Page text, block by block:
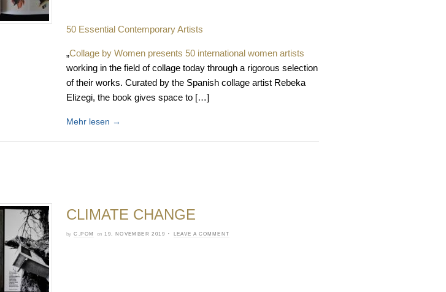
50 Essential Contemporary Artists
„Collage by Women presents 50 international women artists
working in the field of collage today through a rigorous selection
of their works. Curated by the Spanish collage artist Rebeka
Elizegi, the book gives space to […]
Mehr lesen →
CLIMATE CHANGE
by C.POM on 19. NOVEMBER 2019 · LEAVE A COMMENT